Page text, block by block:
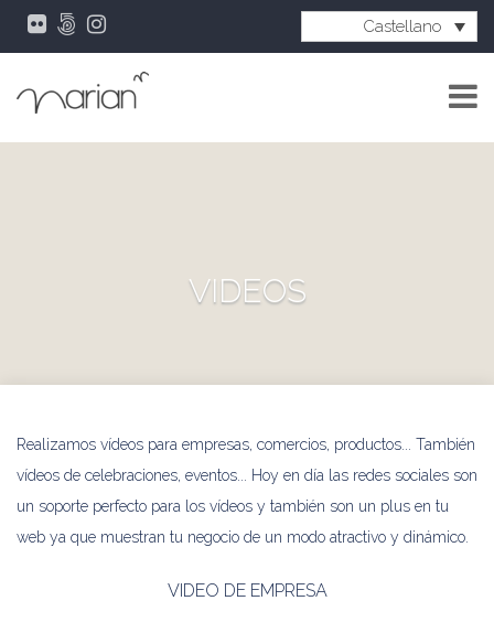
Castellano
VIDEOS
Realizamos vídeos para empresas, comercios, productos... También
vídeos de celebraciones, eventos... Hoy en día las redes sociales son
un soporte perfecto para los vídeos y también son un plus en tu
web ya que muestran tu negocio de un modo atractivo y dinámico.
VIDEO DE EMPRESA